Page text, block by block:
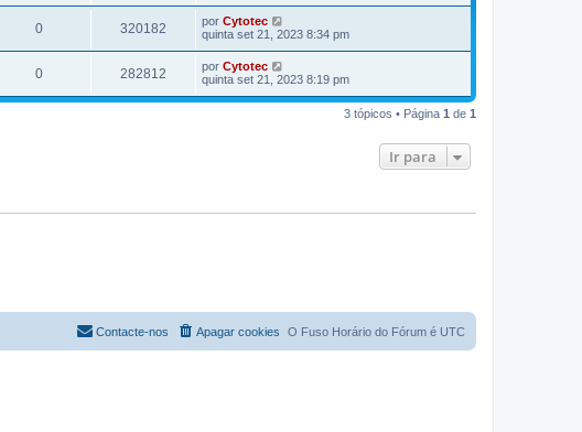
0 320182 por Cytotec
quinta set 21, 2023 8:34 pm
0 282812 por Cytotec
quinta set 21, 2023 8:19 pm
3 tópicos • Página 1 de 1
Ir para
O Fuso Horário do Fórum é UTC
Apagar cookies
Contacte-nos